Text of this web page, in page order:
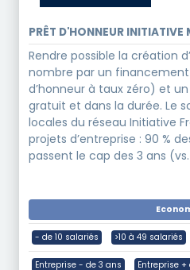
PRÊT D'HONNEUR INITIATIVE
Rendre possible la création
nombre par un
d’honneur à taux zéro) et
gratuit et dans la durée. Le
locales du réseau Initiative
projets d’entreprise : 90 %
passent le cap des 3 ans
- de 10 salariés >10 à 49 salariés
Entreprise - de 3 ans Entreprise +